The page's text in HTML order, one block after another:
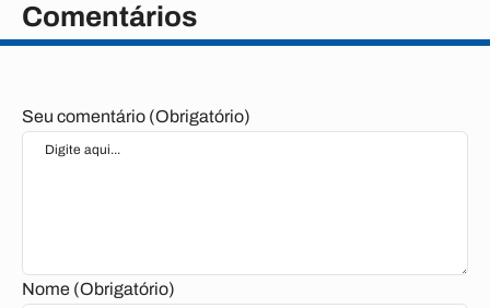
Comentários
Seu comentário (Obrigatório)
Nome (Obrigatório)